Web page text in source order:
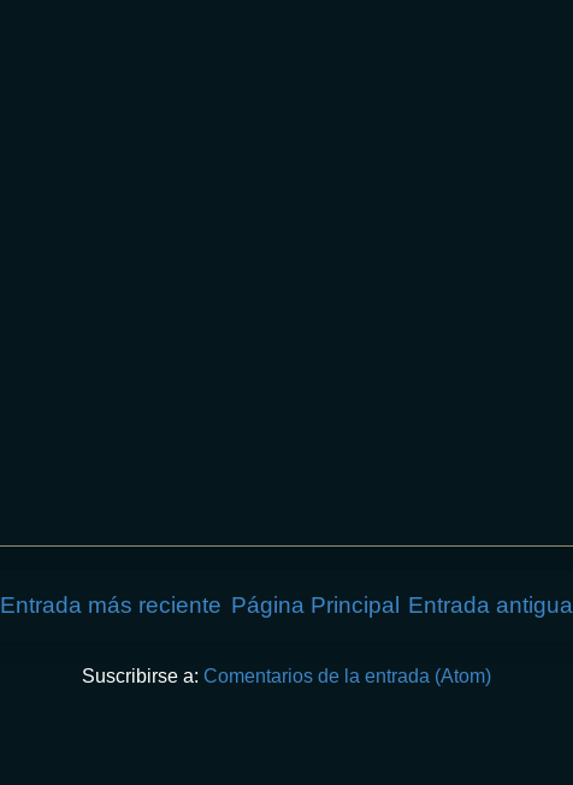
Entrada más reciente Entrada antigua
Página Principal
Suscribirse a: Comentarios de la entrada (Atom)